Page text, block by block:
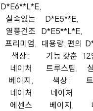
D*E6**L*E,
실속있는
열풍건조
프리미엄,
색상 :
네이처
베이지,
네이처
에센스
D*E5**E,
D*E5**L*E,
대용량, 편의
기능 갖춘
트루스팀,
색상 :
네이처
베이지,